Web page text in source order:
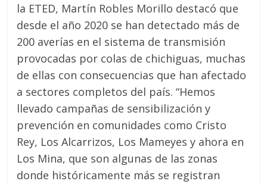
la ETED, Martín Robles Morillo destacó que
desde el año 2020 se han detectado más de
200 averías en el sistema de transmisión
provocadas por colas de chichiguas, muchas
de ellas con consecuencias que han afectado
a sectores completos del país. “Hemos
llevado campañas de sensibilización y
prevención en comunidades como Cristo
Rey, Los Alcarrizos, Los Mameyes y ahora en
Los Mina, que son algunas de las zonas
donde históricamente más se registran